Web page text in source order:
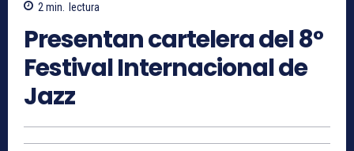
2min. lectura
Presentan cartelera del 8°
Festival Internacional de
Jazz